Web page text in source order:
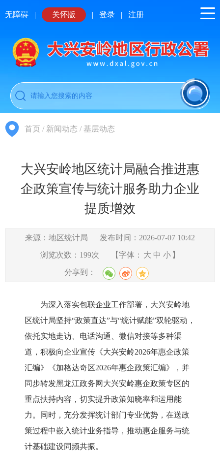
无障碍 | 关怀版 | 登录 | 注册
首页 / 新闻动态 / 基层动态
大兴安岭地区统计局融合推进惠
企政策宣传与统计服务助力企业
提质增效
来源：地区统计局 发布时间：2026-07-07 10:42
浏览次数： 199次 【字体： 大 中 小 】
分享到：
为深入落实包联企业工作部署，大兴安岭地
区统计局坚持“政策直达”与“统计赋能”双轮驱动，
依托实地走访、电话沟通、微信对接等多种渠
道，积极向企业宣传《大兴安岭2026年惠企政策
汇编》《加格达奇区2026年惠企政策汇编》，并
同步转发黑龙江政务网大兴安岭惠企政策专区的
重点扶持内容，切实提升政策知晓率和运用能
力。同时，充分发挥统计部门专业优势，在送政
策过程中嵌入统计业务指导，推动惠企服务与统
计基础建设同频共振。